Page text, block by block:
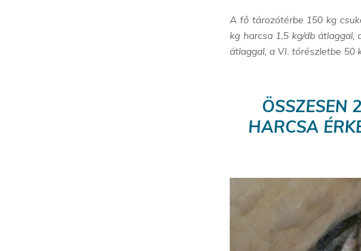
A fő tározótérbe 150 kg
kg harcsa 1,5 kg/db
átlaggal, a VI. tórészletbe 50
ÖSSZESEN
HARCSA